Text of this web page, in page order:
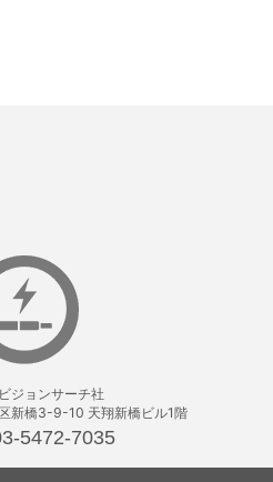
ジョンサーチ社
新橋3-9-10 天翔新橋ビル1階
5472-7035